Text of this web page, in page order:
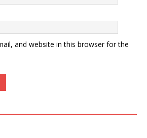
and website in this browser for the